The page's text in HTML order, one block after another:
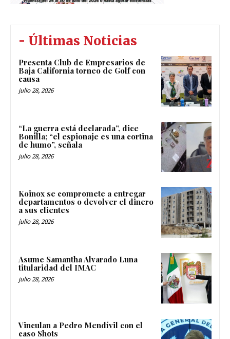
- Últimas Noticias
Presenta Club de Empresarios de
Baja California torneo de Golf con
causa
julio 28, 2026
“La guerra está declarada”, dice
Bonilla; “el espionaje es una cortina
de humo”, señala
julio 28, 2026
Koinox se compromete a entregar
departamentos o devolver el dinero
a sus clientes
julio 28, 2026
Asume Samantha Alvarado Luna
titularidad del IMAC
julio 28, 2026
Vinculan a Pedro Mendívil con el
caso Shots